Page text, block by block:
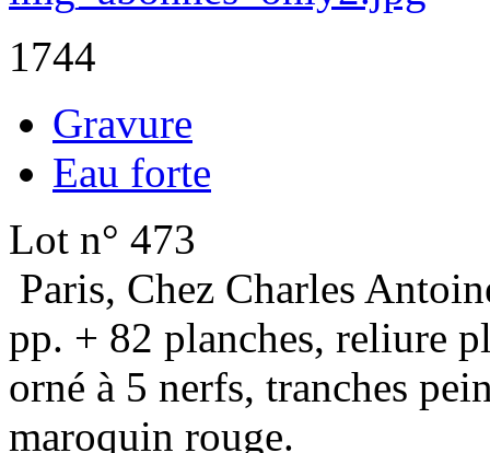
1744
Gravure
Eau forte
Lot n° 473
Paris, Chez Charles
pp. + 82 planches, reliure
orné à 5 nerfs, tranches
maroquin rouge.